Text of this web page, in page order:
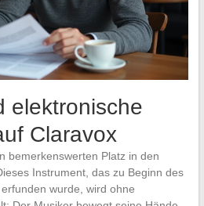
elektronische
Claravox
bemerkenswerten Platz in den
Instrument, das zu Beginn des
wurde, wird ohne